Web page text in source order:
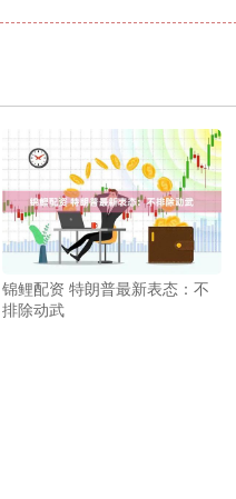
锦鲤配资 特朗普最新表态：不
排除动武